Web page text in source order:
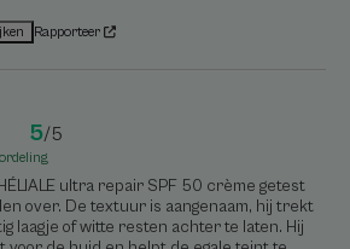
Rapporteer
5/5
ultra repair SPF 50 crème getest
over. De textuur is aangenaam, hij trekt
laagje of witte resten achter te laten. Hij